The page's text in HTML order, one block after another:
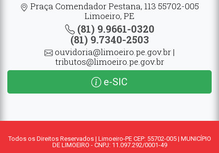
Praça Comendador Pestana, 113 55702-005
Limoeiro, PE
(81) 9.9661-0320
(81) 9.7340-2503
ouvidoria@limoeiro.pe.gov.br |
tributos@limoeiro.pe.gov.br
e-SIC
Todos os Direitos Reservados | Limoeiro-PE CEP: 55702-005 | MUNICÍPIO
DE LIMOEIRO - CNPJ: 11.097.292/0001-49